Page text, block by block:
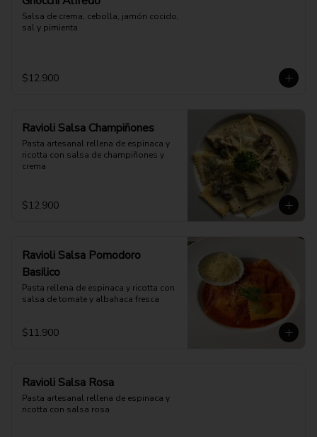
Salsa de crema, cebolla, jamón cocido,
sal y pimienta
$12.900
Ravioli Salsa Champiñones
Pasta artesanal rellena de espinaca y
ricotta con salsa de champiñones y
crema
$12.900
Ravioli Salsa Pomodoro
Basilico
Pasta rellena de espinaca y ricotta con
salsa de tomate y albahaca fresca
$11.900
Ravioli Salsa Rosa
Pasta artesanal rellena de espinaca y
ricotta con salsa rosa